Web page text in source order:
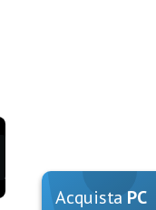
Acquista PC